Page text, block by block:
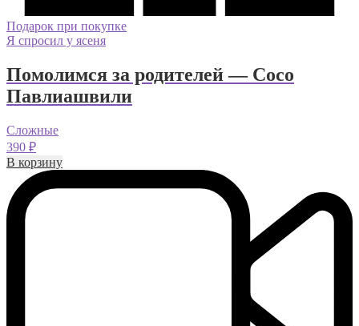
Подарок при покупке
Я спросил у ясеня
Помолимся за родителей — Сосо
Павлиашвили
Сложные
390 ₽
В корзину